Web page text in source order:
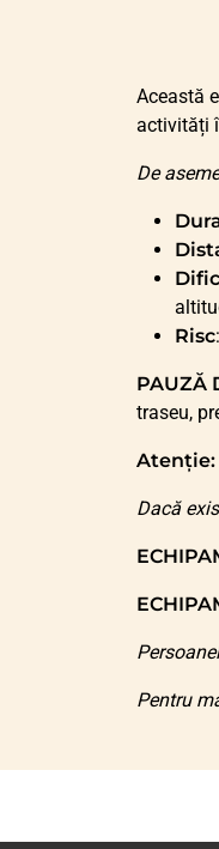
Această
activități
De
Risc
PAUZĂ
traseu,
Atenție:
Dacă
Pentru